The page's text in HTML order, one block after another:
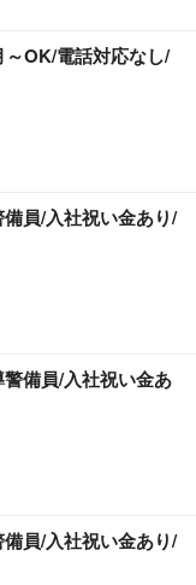
OK/電話対応なし/
員/入社祝い金あり/
備員/入社祝い金あ
員/入社祝い金あり/